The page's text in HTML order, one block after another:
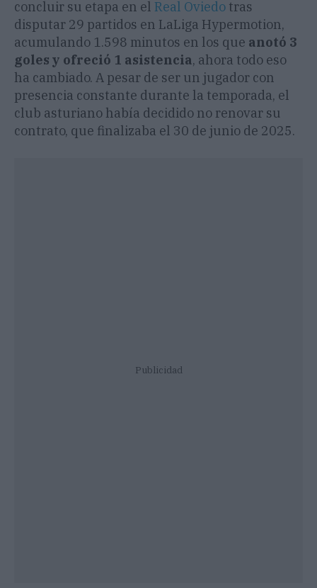
concluir su etapa en el Real Oviedo tras
disputar 29 partidos en LaLiga Hypermotion,
acumulando 1.598 minutos en los que anotó 3
goles y ofreció 1 asistencia, ahora todo eso
ha cambiado. A pesar de ser un jugador con
presencia constante durante la temporada, el
club asturiano había decidido no renovar su
contrato, que finalizaba el 30 de junio de 2025.
Publicidad